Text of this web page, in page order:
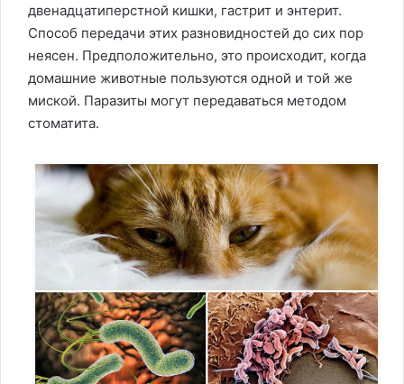
двенадцатиперстной кишки, гастрит и энтерит.
Способ передачи этих разновидностей до сих пор
неясен. Предположительно, это происходит, когда
домашние животные пользуются одной и той же
миской. Паразиты могут передаваться методом
стоматита.